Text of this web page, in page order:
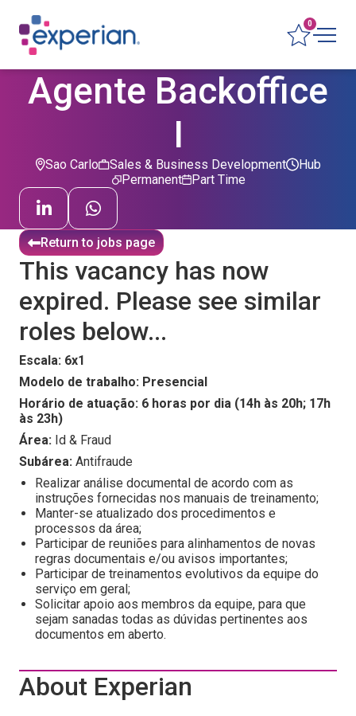
0
Agente Backoffice
I
Sao Carlo
Sales & Business Development
Permanent
Hub
Part Time
Return to jobs page
This vacancy has now
expired. Please see similar
roles below...
Escala: 6x1
Modelo de trabalho: Presencial
Horário de atuação: 6 horas por dia (14h às 20h; 17h
às 23h)
Área: Id & Fraud
Subárea: Antifraude
Realizar análise documental de acordo com as
instruções fornecidas nos manuais de treinamento;
Manter-se atualizado dos procedimentos e
processos da área;
Participar de reuniões para alinhamentos de novas
regras documentais e/ou avisos importantes;
Participar de treinamentos evolutivos da equipe do
serviço em geral;
Solicitar apoio aos membros da equipe, para que
sejam sanadas todas as dúvidas pertinentes aos
documentos em aberto.
About Experian